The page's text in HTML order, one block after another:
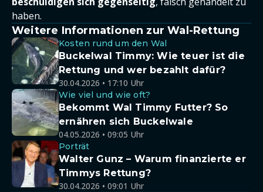
haben.
Weitere Informationen zur Wal-Rettung
Kosten rund um den Wal
Buckelwal Timmy: Wie teuer ist die
Rettung und wer bezahlt dafür?
30.04.2026 • 17:10 Uhr
Wie viel und wie oft?
Bekommt Wal Timmy Futter? So
ernähren sich Buckelwale
04.05.2026 • 09:05 Uhr
Porträt
Walter Gunz – Warum finanzierte er
Timmys Rettung?
30.04.2026 • 09:01 Uhr